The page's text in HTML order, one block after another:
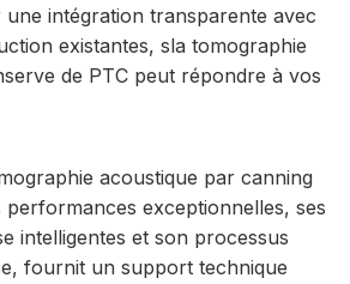
une intégration transparente avec
existantes, sla tomographie
de PTC peut répondre à vos
acoustique par canning
performances exceptionnelles, ses
intelligentes et son processus
fournit un support technique